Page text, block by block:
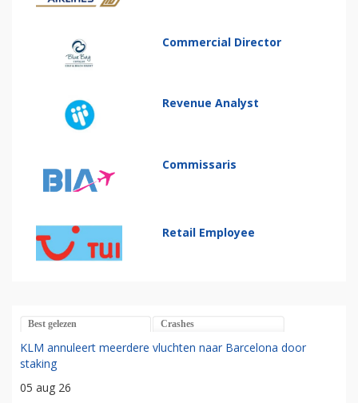
Commercial Director
Revenue Analyst
Commissaris
Retail Employee
Best gelezen Crashes
KLM annuleert meerdere vluchten naar Barcelona door
staking
05 aug 26